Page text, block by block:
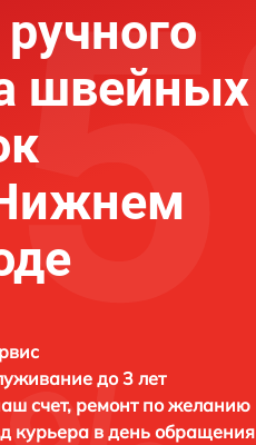
швейных
до 3 лет
счет, ремонт по желанию
курьера в день обращения